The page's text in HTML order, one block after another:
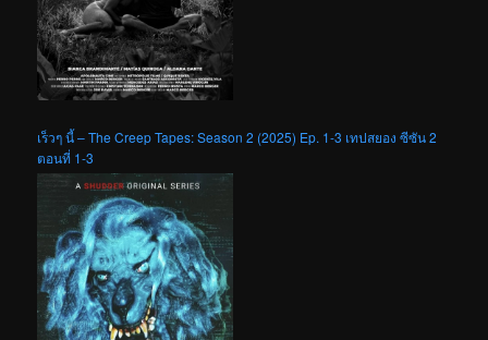
เร็วๆ นี้ – The Creep Tapes: Season 2 (2025) Ep. 1-3 เทปสยอง ซีซัน 2
ตอนที่ 1-3